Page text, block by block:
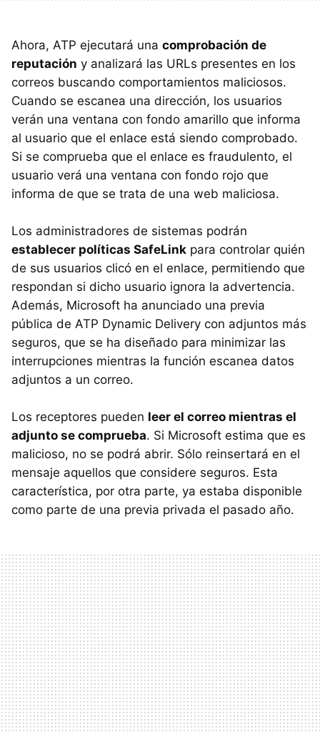
Ahora, ATP ejecutará una comprobación de
reputación y analizará las URLs presentes en los
correos buscando comportamientos maliciosos.
Cuando se escanea una dirección, los usuarios
verán una ventana con fondo amarillo que informa
al usuario que el enlace está siendo comprobado.
Si se comprueba que el enlace es fraudulento, el
usuario verá una ventana con fondo rojo que
informa de que se trata de una web maliciosa.
Los administradores de sistemas podrán
establecer políticas SafeLink para controlar quién
de sus usuarios clicó en el enlace, permitiendo que
respondan si dicho usuario ignora la advertencia.
Además, Microsoft ha anunciado una previa
pública de ATP Dynamic Delivery con adjuntos más
seguros, que se ha diseñado para minimizar las
interrupciones mientras la función escanea datos
adjuntos a un correo.
Los receptores pueden leer el correo mientras el
adjunto se comprueba. Si Microsoft estima que es
malicioso, no se podrá abrir. Sólo reinsertará en el
mensaje aquellos que considere seguros. Esta
característica, por otra parte, ya estaba disponible
como parte de una previa privada el pasado año.